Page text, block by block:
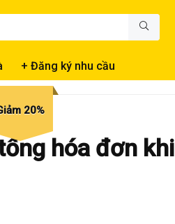
+ Đăng ký nhu cầu
20%
hóa đơn khi